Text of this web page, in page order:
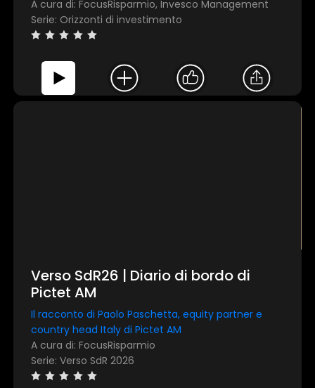
A cura di: FocusRisparmio, Invesco Management
Serie: Orizzonti di investimento
Verso SdR26 | Diario di bordo di
Pictet AM
Il racconto di Paolo Paschetta, equity partner e
country head Italy di Pictet AM
A cura di: FocusRisparmio
Serie: Verso SdR 2026